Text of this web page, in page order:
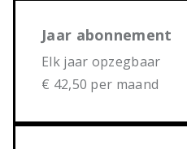
Jaar abonnement
Elk jaar opzegbaar
€ 42,50 per maand